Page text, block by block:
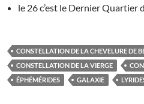
le 26 c’est le Dernier Quartier
CONSTELLATION DE LA CHEVELURE DE
CONSTELLATION DE LA VIERGE
ÉPHÉMÉRIDES
GALAXIE